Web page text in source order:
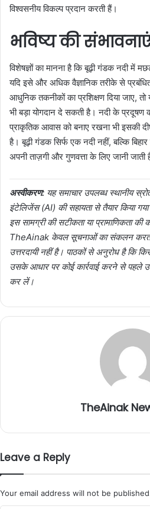
विश्वसनीय विकल्प प्रदान करती हैं।
भविष्य की
विशेषज्ञों का मानना है कि बूढ़ी गंडक नदी में
यदि इसे और अधिक वैज्ञानिक तरीके से
आधुनिक तकनीकों का प्रशिक्षण दिया जाए,
भी बड़ा योगदान दे सकती है। नदी के
प्राकृतिक आवास को बनाए रखना भी इसकी
है। बूढ़ी गंडक सिर्फ एक नदी नहीं, बल्कि
अपनी ताज़गी और गुणवत्ता के लिए जानी जाती
अस्वीकरण: यह समाचार उपलब्ध स्थानीय
इंटेलिजेंस (AI) की सहायता से तैयार किया
इस सामग्री की सटीकता या प्रामाणिकता की
TheAinak केवल सूचनाओं का संकलन
उत्तरदायी नहीं है। पाठकों से अनुरोध है कि
उसके आधार पर कोई कार्रवाई करने से पहले
कर लें।
TheAinak
Leave a Reply
Your email address will not be